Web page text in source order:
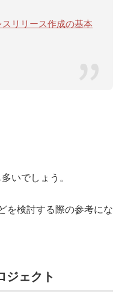
リリース作成の基本
いでしょう。
を検討する際の参考にな
ジェクト